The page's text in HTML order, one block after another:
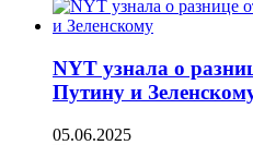
NYT узнала о
Путину и
05.06.2025